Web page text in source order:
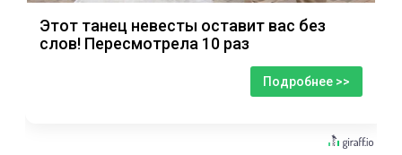
Этот танец невесты оставит вас без
слов! Пересмотрела 10 раз
Подробнее >>